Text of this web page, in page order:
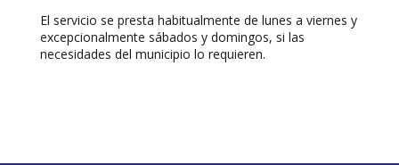
El servicio se presta habitualmente de lunes a viernes y
excepcionalmente sábados y domingos, si las
necesidades del municipio lo requieren.